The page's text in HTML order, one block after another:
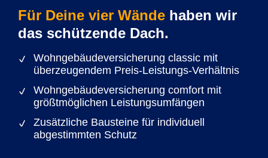
Für Deine vier Wände haben wir
das schützende Dach.
Wohngebäudeversicherung classic mit
überzeugendem Preis-Leistungs-Verhältnis
Wohngebäudeversicherung comfort mit
größtmöglichen Leistungsumfängen
Zusätzliche Bausteine für individuell
abgestimmten Schutz